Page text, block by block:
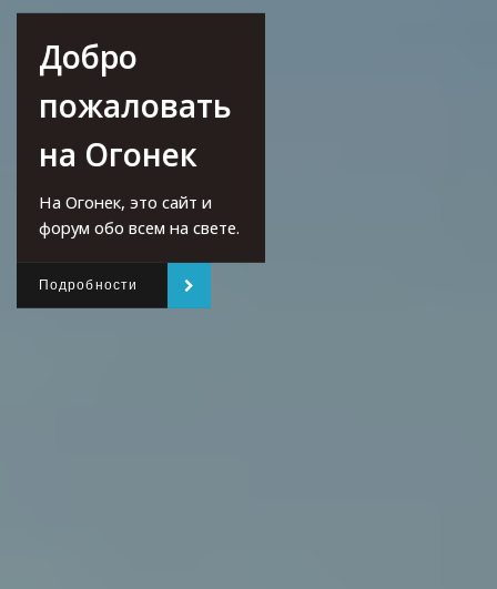
Добро
пожаловать
на Огонек
На Огонек, это сайт и
форум обо всем на свете.
Подробности